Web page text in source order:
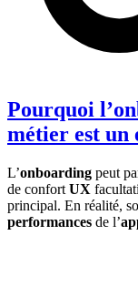
Pourquoi
métier est un
L’onboarding peut
de confort UX
principal. En réalité,
performances de l’